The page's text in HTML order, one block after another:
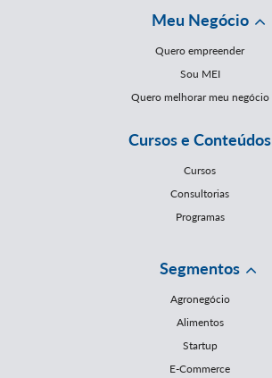
Meu Negócio
Quero empreender
Sou MEI
Quero melhorar meu negócio
Cursos e Conteúdos
Cursos
Consultorias
Programas
Segmentos
Agronegócio
Alimentos
Startup
E-Commerce